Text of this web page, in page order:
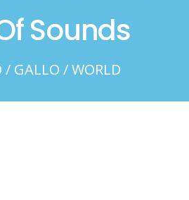
Sounds
/ GALLO / WORLD